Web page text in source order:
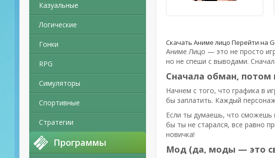
Казуальные
Логические
Гонки
RPG
Симуляторы
Спортивные
Стратегии
Программы
Скачать Аниме лицо Перейти на
Аниме Лицо — это не просто
но не спеши с выводами.
Сначала обман, потом
Начнем с того, что графика в
бы заплатить. Каждый
Если ты думаешь, что сможешь
бы ты не старался, все равно
новичка!
Мод (да, моды — это